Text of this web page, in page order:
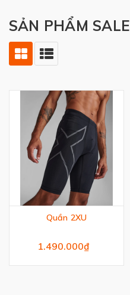
SẢN PHẨM SALE
Quần 2XU
1.490.000₫